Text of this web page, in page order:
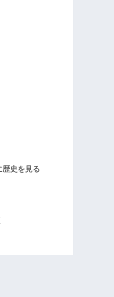
歴史を見る